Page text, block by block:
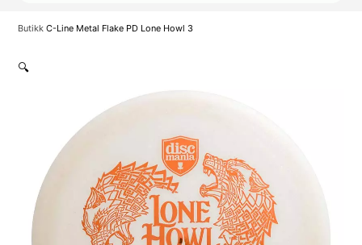
Butikk C-Line Metal Flake PD Lone Howl 3
🔍